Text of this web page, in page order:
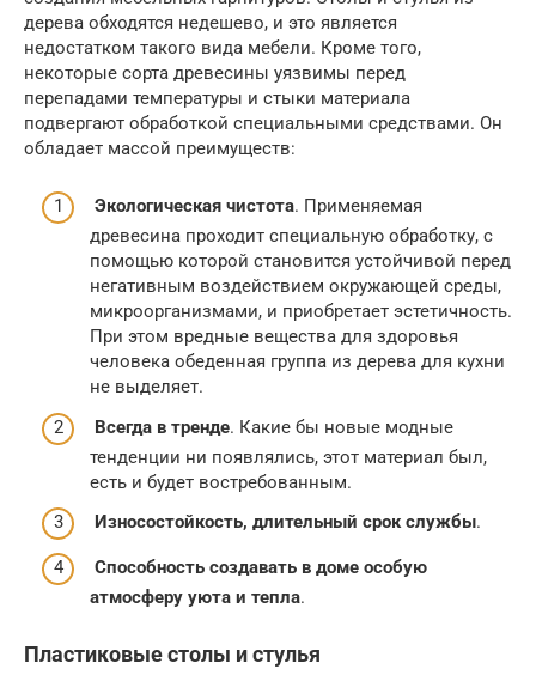
дерева обходятся недешево, и это является
недостатком такого вида мебели. Кроме того,
некоторые сорта древесины уязвимы перед
перепадами температуры и стыки материала
подвергают обработкой специальными средствами. Он
обладает массой преимуществ:
Экологическая чистота. Применяемая
древесина проходит специальную обработку, с
помощью которой становится устойчивой перед
негативным воздействием окружающей среды,
микроорганизмами, и приобретает эстетичность.
При этом вредные вещества для здоровья
человека обеденная группа из дерева для кухни
не выделяет.
Всегда в тренде. Какие бы новые модные
тенденции ни появлялись, этот материал был,
есть и будет востребованным.
Износостойкость, длительный срок службы.
Способность создавать в доме особую
атмосферу уюта и тепла.
Пластиковые столы и стулья